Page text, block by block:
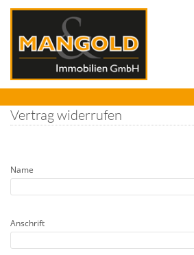
Vertrag widerrufen
Name
Anschrift